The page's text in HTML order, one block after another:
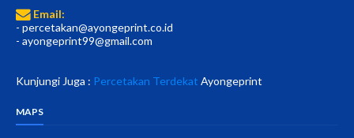
Email:
- percetakan@ayongeprint.co.id
- ayongeprint99@gmail.com
Kunjungi Juga : Percetakan Terdekat Ayongeprint
MAPS